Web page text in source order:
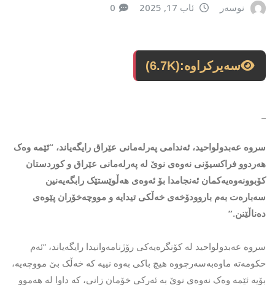
نوسەر ئاب 17, 2025 0
سەیرکراوە:(6.7K)
سروە عەبدولواحید، ئەندامی پەرلەمانی عێراق رایگەیاند، “ئێمە وەک
هەردوو فراکسیۆنی نەوەی نوێ لە پەرلەمانی عێراق و کوردستان
کۆبوونەوەیەکمان ئەنجامدا بۆ ئەوەی هەڵوێستێک رابگەیەنین
سەبارەت بەم باروودۆخەی خەڵکی تیدایە و مووچەخۆران پێوەی
دەناڵێنن.”
سروە عەبدولواحید لە کۆنگرەیەکی رۆژنامەوانیدا رایگەیاند، “ئەم
حکومەتە ماوەبەسەرچووە هیچ باکی بەوە نییە کە خەڵک بێ مووچەیە،
بۆیە ئێمە وەک نەوەی نوێ بە ئەرکی خۆمان زانی، کە داوا لە هەموو